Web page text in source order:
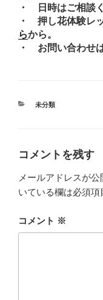
・ 日時はご相談
・ 押し花体験レ
らから。
・ お問い合わせ
カ
未分類
コメントを残す
メールアドレスが公
いている欄は必須項
コメント ※